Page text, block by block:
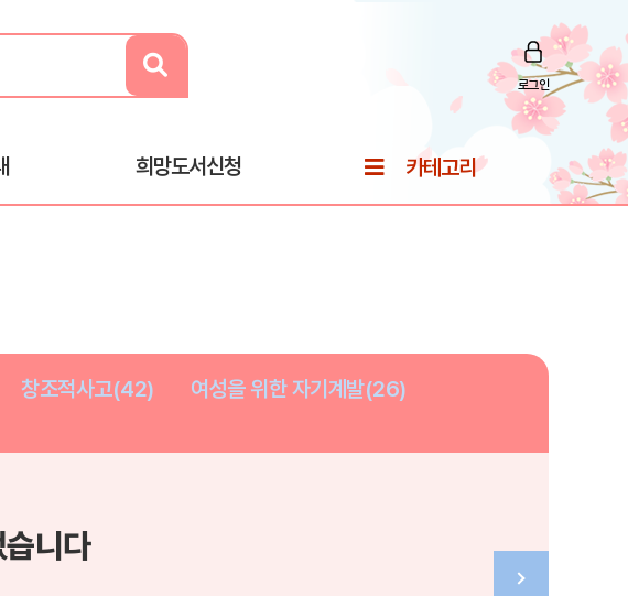
로그인
희망도서신청 카테고리
창조적사고(42)
여성을 위한 자기계발(26)
니다